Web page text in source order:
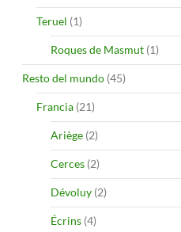
Teruel (1)
Roques de Masmut (1)
Resto del mundo (45)
Francia (21)
Ariège (2)
Cerces (2)
Dévoluy (2)
Écrins (4)